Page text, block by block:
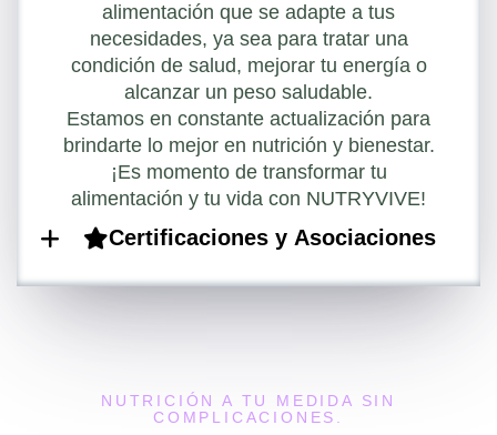
alimentación que se adapte a tus
necesidades, ya sea para tratar una
condición de salud, mejorar tu energía o
alcanzar un peso saludable.
Estamos en constante actualización para
brindarte lo mejor en nutrición y bienestar.
¡Es momento de transformar tu
alimentación y tu vida con NUTRYVIVE!
Certificaciones y Asociaciones
NUTRICIÓN A TU MEDIDA SIN
COMPLICACIONES.